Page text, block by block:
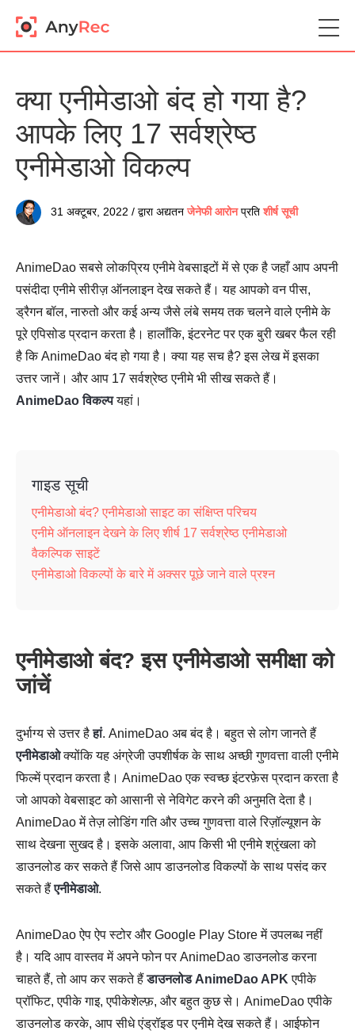
क्या एनीमेडाओ बंद हो गया है?
आपके लिए 17 सर्वश्रेष्ठ
एनीमेडाओ विकल्प
31 अक्टूबर, 2022 / द्वारा अद्यतन जेनेफी आरोनप्रतिशीर्ष सूची
AnimeDao सबसे लोकप्रिय एनीमे वेबसाइटों में से एक है जहाँ आप अपनी
पसंदीदा एनीमे सीरीज़ ऑनलाइन देख सकते हैं। यह आपको वन पीस,
ड्रैगन बॉल, नारुतो और कई अन्य जैसे लंबे समय तक चलने वाले एनीमे के
पूरे एपिसोड प्रदान करता है। हालाँकि, इंटरनेट पर एक बुरी खबर फैल रही
है कि AnimeDao बंद हो गया है। क्या यह सच है? इस लेख में इसका
उत्तर जानें। और आप 17 सर्वश्रेष्ठ एनीमे भी सीख सकते हैं।
AnimeDao विकल्पयहां।
गाइड सूची
एनीमेडाओ बंद? एनीमेडाओ साइट का संक्षिप्त परिचय
एनीमे ऑनलाइन देखने के लिए शीर्ष 17 सर्वश्रेष्ठ एनीमेडाओ
वैकल्पिक साइटें
एनीमेडाओ विकल्पों के बारे में अक्सर पूछे जाने वाले प्रश्न
एनीमेडाओ बंद? इस एनीमेडाओ समीक्षा को
जांचें
दुर्भाग्य से उत्तर हैहां. AnimeDao अब बंद है। बहुत से लोग जानते हैं
एनीमेडाओक्योंकि यह अंग्रेजी उपशीर्षक के साथ अच्छी गुणवत्ता वाली एनीमे
फिल्में प्रदान करता है। AnimeDao एक स्वच्छ इंटरफ़ेस प्रदान करता है
जो आपको वेबसाइट को आसानी से नेविगेट करने की अनुमति देता है।
AnimeDao में तेज़ लोडिंग गति और उच्च गुणवत्ता वाले रिज़ॉल्यूशन के
साथ देखना सुखद है। इसके अलावा, आप किसी भी एनीमे श्रृंखला को
डाउनलोड कर सकते हैं जिसे आप डाउनलोड विकल्पों के साथ पसंद कर
सकते हैंएनीमेडाओ.
AnimeDao ऐप ऐप स्टोर और Google Play Store में उपलब्ध नहीं
है। यदि आप वास्तव में अपने फोन पर AnimeDao डाउनलोड करना
चाहते हैं, तो आप कर सकते हैंडाउनलोड AnimeDao APKएपीके
प्रॉफिट, एपीके गाइ, एपीकेशेल्फ़, और बहुत कुछ से। AnimeDao एपीके
डाउनलोड करके, आप सीधे एंड्रॉइड पर एनीमे देख सकते हैं। आईफोन